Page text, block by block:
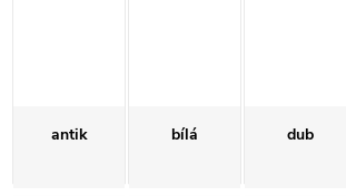
antik bílá dub